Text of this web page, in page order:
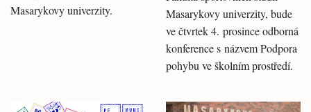
Masarykovy univerzity.
Masarykovy univerzity, bude
ve čtvrtek 4. prosince odborná
konference s názvem Podpora
pohybu ve školním prostředí.